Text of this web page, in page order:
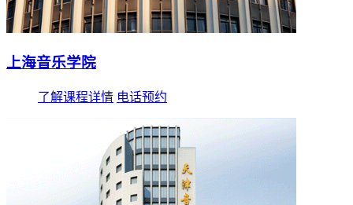
上海音乐学院
了解课程详情 电话预约